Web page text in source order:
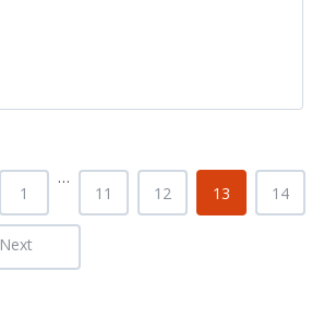
1
…
11 12 13 14
Next